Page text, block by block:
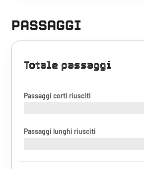
PASSAGGI
Totale passaggi
Passaggi corti riusciti
Passaggi lunghi riusciti